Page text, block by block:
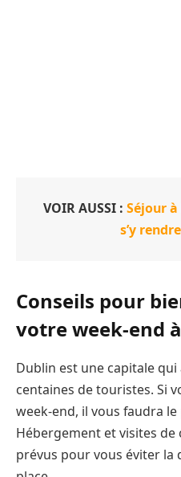
VOIR AUSSI : Séjour
s’y
Conseils pour
votre week-end
Dublin est une capitale qui
centaines de touristes. Si
week-end, il vous faudra le
Hébergement et visites
prévus pour vous éviter la